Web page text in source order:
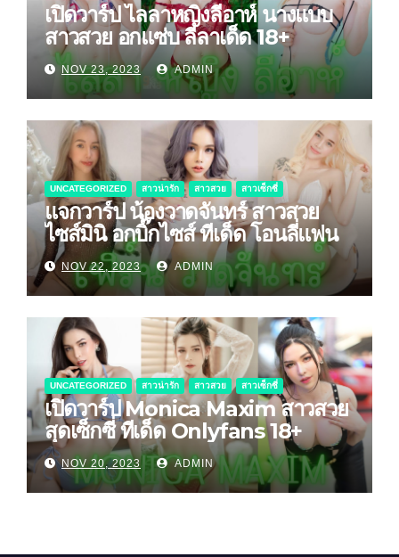
เปิดวาร์ป ไลลาหญิงลีอาห์ นางแบบ
สาวสวย อกแซ่บ ลีลาเด็ด 18+
NOV 23, 2023 ADMIN
UNCATEGORIZED สาวน่ารัก สาวสวย สาวเซ็กซี่
แจกวาร์ป น้องวาดจันทร์ สาวสวย
ไซส์มินิ อกบิ๊กไซส์ ทีเด็ด โอนลี่แฟน
NOV 22, 2023 ADMIN
UNCATEGORIZED สาวน่ารัก สาวสวย สาวเซ็กซี่
เปิดวาร์ป Monica Maxim สาวสวย
สุดเซ็กซี่ ทีเด็ด Onlyfans 18+
NOV 20, 2023 ADMIN